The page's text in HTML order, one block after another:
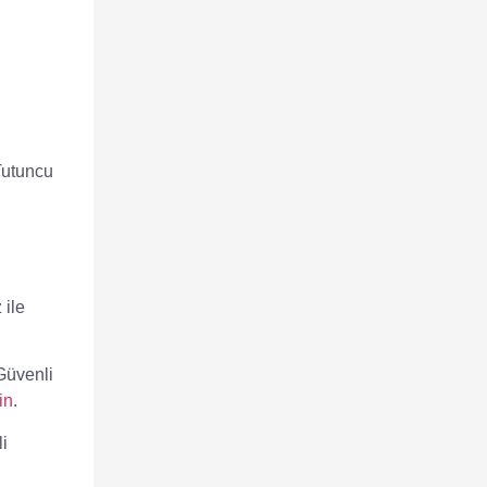
ile
.